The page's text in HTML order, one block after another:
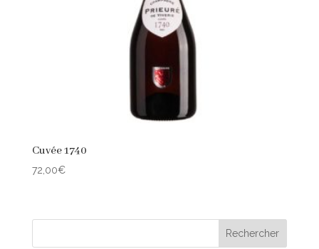
Cuvée 1740
72,00€